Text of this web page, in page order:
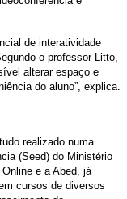
de interatividade
o professor Litto,
alterar espaço e
do aluno”, explica.
realizado numa
(Seed) do Ministério
e a Abed, já
cursos de diversos